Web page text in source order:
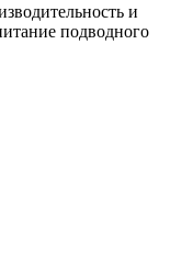
и
подводного